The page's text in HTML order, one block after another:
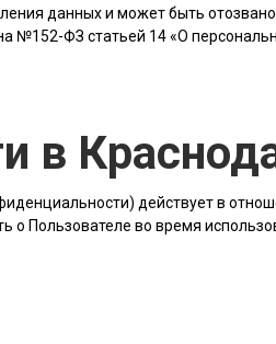
данных и может быть
ФЗ статьей 14 «О
в
действует в
о Пользователе во время